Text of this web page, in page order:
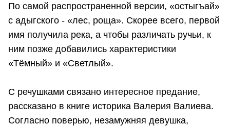
По самой распространенной версии, «остыгъай»
с адыгского - «лес, роща». Скорее всего, первой
имя получила река, а чтобы различать ручьи, к
ним позже добавились характеристики
«Тёмный» и «Светлый».
С речушками связано интересное предание,
рассказано в книге историка Валерия Валиева.
Согласно поверью, незамужняя девушка,